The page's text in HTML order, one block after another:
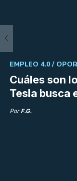
Cuáles son
Tesla busca
EMPLEO 4.0 /
Por F.G.